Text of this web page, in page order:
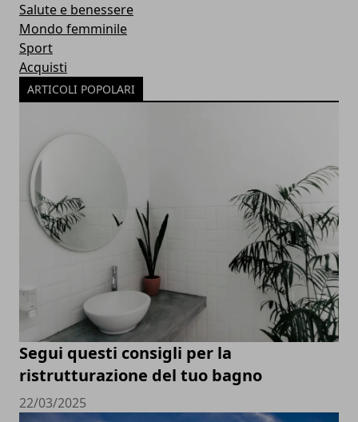
Salute e benessere
Mondo femminile
Sport
Acquisti
ARTICOLI POPOLARI
Segui questi consigli per la
ristrutturazione del tuo bagno
22/03/2025